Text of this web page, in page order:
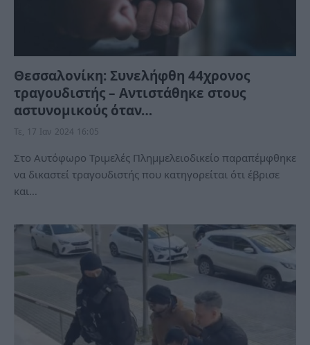
Θεσσαλονίκη: Συνελήφθη 44χρονος
τραγουδιστής – Αντιστάθηκε στους
αστυνομικούς όταν…
Τε, 17 Ιαν 2024 16:05
Στο Αυτόφωρο Τριμελές Πλημμελειοδικείο παραπέμφθηκε
να δικαστεί τραγουδιστής που κατηγορείται ότι έβρισε
και…